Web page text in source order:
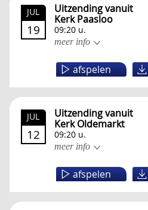
JUL
19
Uitzending vanuit
Kerk Paasloo
09:20 u.
meer info
afspelen
JUL
12
Uitzending vanuit
Kerk Oldemarkt
09:20 u.
meer info
afspelen